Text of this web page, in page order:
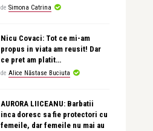
de Simona Catrina
Nicu Covaci: Tot ce mi-am
propus in viata am reusit! Dar
ce pret am platit…
de Alice Năstase Buciuta
AURORA LIICEANU: Barbatii
inca doresc sa fie protectori cu
femeile, dar femeile nu mai au